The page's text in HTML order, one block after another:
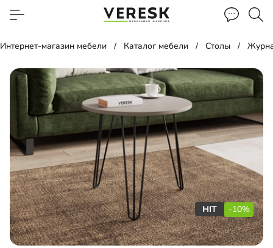
Интернет-магазин мебели Каталог мебели Столы
-10%